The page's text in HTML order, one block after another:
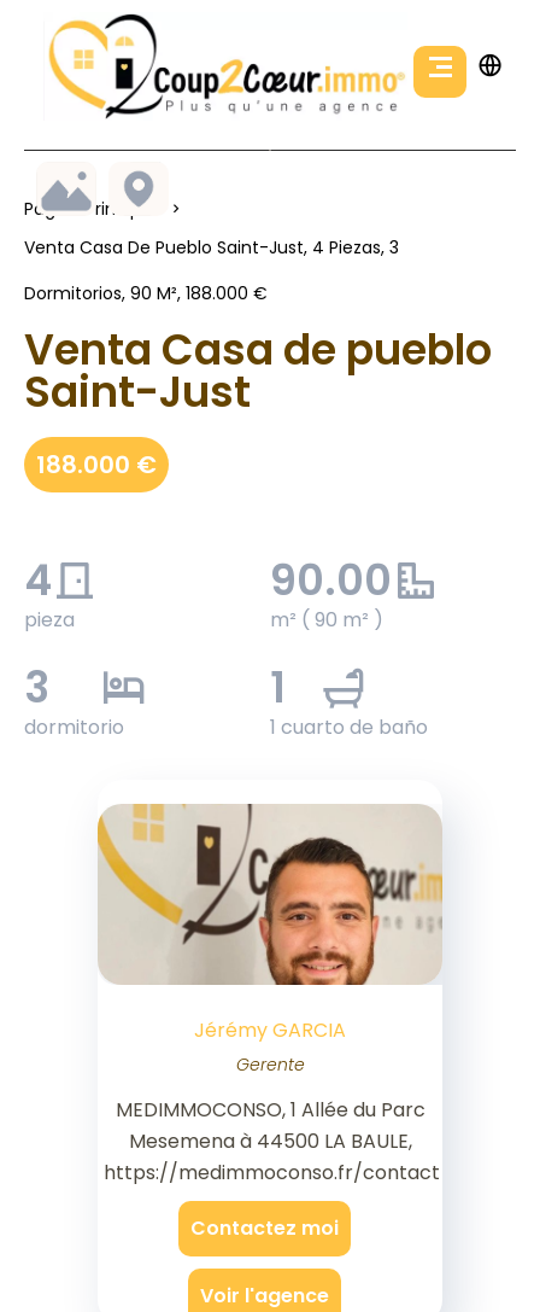
Página Principal
Venta Casa De Pueblo Saint-Just, 4 Piezas, 3
Dormitorios, 90 M², 188.000 €
Venta Casa de pueblo
Saint-Just
188.000 €
4
pieza
90.00
m² ( 90 m² )
3
dormitorio
1
1 cuarto de baño
Jérémy GARCIA
Gerente
MEDIMMOCONSO, 1 Allée du Parc
Mesemena à 44500 LA BAULE,
https://medimmoconso.fr/contact
Contactez moi
Voir l'agence